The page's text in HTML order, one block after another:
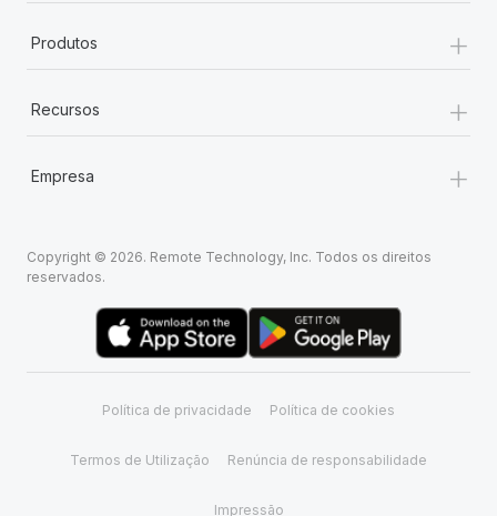
Produtos +
Recursos +
Empresa +
Copyright © 2026. Remote Technology, Inc. Todos os direitos
reservados.
Política de privacidade Política de cookies
Termos de Utilização Renúncia de responsabilidade
Impressão